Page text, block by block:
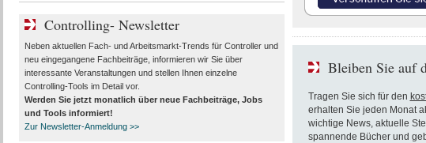
Bleiben Sie auf
Tragen Sie sich für den
erhalten Sie jeden Monat
wichtige News, aktuelle
spannende Bücher und
Controlling- Newsletter
Neben aktuellen Fach- und Arbeitsmarkt-Trends für Controller und
neu eingegangene Fachbeiträge, informieren wir Sie über
interessante Veranstaltungen und stellen Ihnen einzelne
Controlling-Tools im Detail vor.
Werden Sie jetzt monatlich über neue Fachbeiträge, Jobs
und Toolsinformiert!
Zur Newsletter-Anmeldung >>